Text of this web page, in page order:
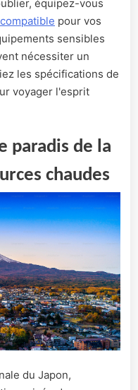
équipez-vous
pour vos
sensibles
nécessiter un
les spécifications de
voyager l'esprit
paradis de la
chaudes
du Japon,